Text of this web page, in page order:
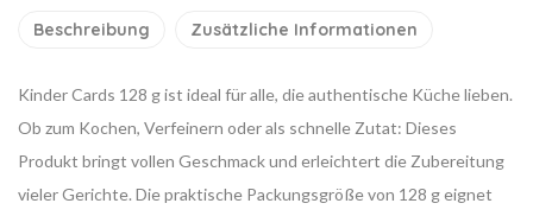
Beschreibung Zusätzliche Informationen
Kinder Cards 128 g ist ideal für alle, die authentische Küche lieben.
Ob zum Kochen, Verfeinern oder als schnelle Zutat: Dieses
Produkt bringt vollen Geschmack und erleichtert die Zubereitung
vieler Gerichte. Die praktische Packungsgröße von 128 g eignet